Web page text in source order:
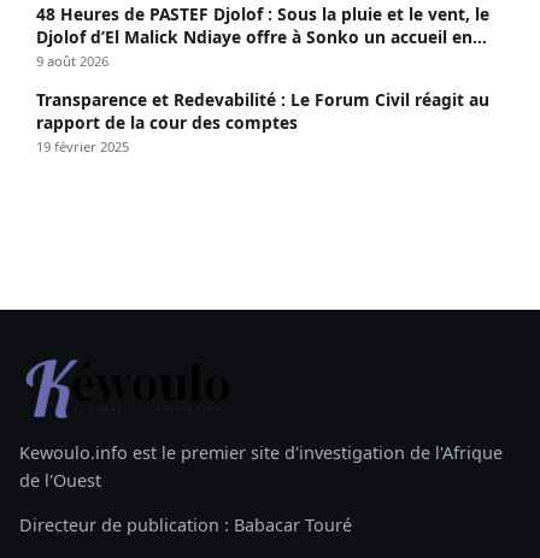
48 Heures de PASTEF Djolof : Sous la pluie et le vent, le
Djolof d’El Malick Ndiaye offre à Sonko un accueil en
apothéose
9 août 2026
Transparence et Redevabilité : Le Forum Civil réagit au
rapport de la cour des comptes
19 février 2025
Kewoulo.info est le premier site d'investigation de l'Afrique
de l'Ouest
Directeur de publication : Babacar Touré